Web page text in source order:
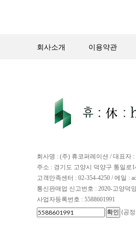
회사소개 이용약관
회사명 : (주) 휴코퍼레이션 / 대표자
주소 : 경기도 고양시 덕양구 통일로
고객만족센터 : 02-354-4250 / 메일 :
통신판매업 신고번호 : 2020-고양덕
사업자등록번호 : 5588601991
(공